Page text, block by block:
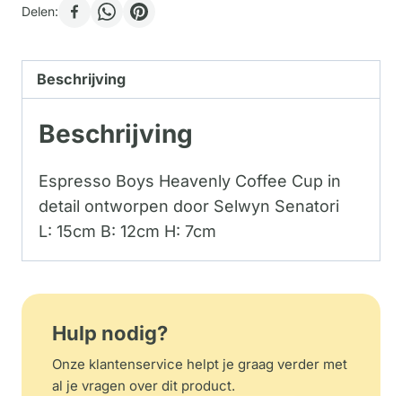
Delen:
Beschrijving
Beschrijving
Espresso Boys Heavenly Coffee Cup in
detail ontworpen door Selwyn Senatori
L: 15cm B: 12cm H: 7cm
Hulp nodig?
Onze klantenservice helpt je graag verder met
al je vragen over dit product.